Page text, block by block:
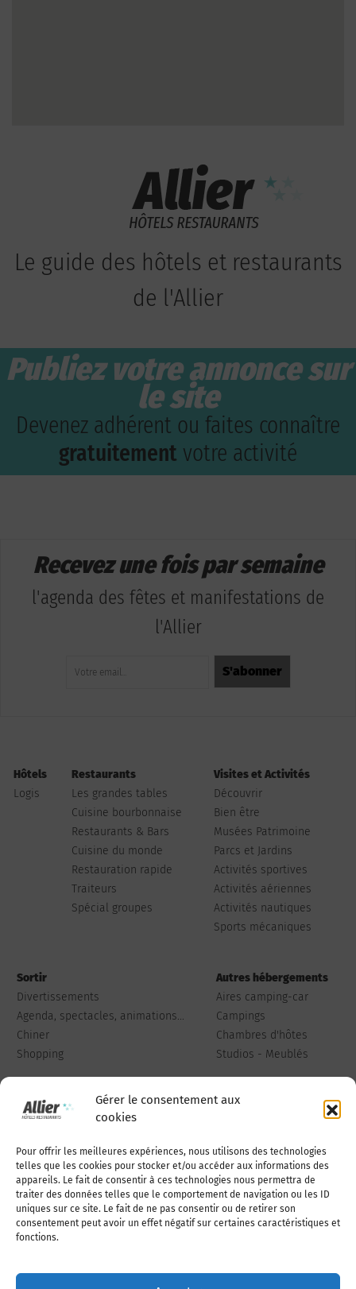
Gérer le consentement aux
cookies
Pour offrir les meilleures expériences, nous utilisons des technologies
telles que les cookies pour stocker et/ou accéder aux informations des
appareils. Le fait de consentir à ces technologies nous permettra de
traiter des données telles que le comportement de navigation ou les ID
uniques sur ce site. Le fait de ne pas consentir ou de retirer son
consentement peut avoir un effet négatif sur certaines caractéristiques et
fonctions.
Le guide des hôtels et restaurants
de l'Allier
Publiez votre annonce sur
le site
Devenez adhérent ou faites connaître
gratuitement votre activité
Recevez une fois par semaine
l'agenda des fêtes et manifestations de
l'Allier
Hôtels
Logis
Restaurants
Les grandes tables
Cuisine bourbonnaise
Restaurants & Bars
Cuisine du monde
Restauration rapide
Traiteurs
Spécial groupes
Visites et Activités
Découvrir
Bien être
Musées Patrimoine
Parcs et Jardins
Activités sportives
Activités aériennes
Activités nautiques
Sports mécaniques
Sortir
Divertissements
Agenda, spectacles, animations...
Chiner
Shopping
Autres hébergements
Aires camping-car
Campings
Chambres d'hôtes
Studios - Meublés
Qui sommes-nous Publiez votre annonce
Adhérer à l’association Nous contacter